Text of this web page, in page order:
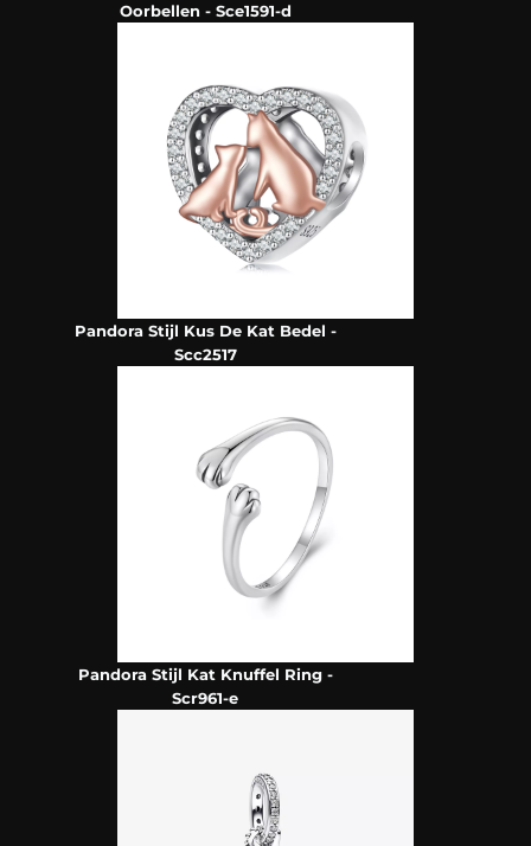
Oorbellen - Sce1591-d
Pandora Stijl Kus De Kat Bedel -
Scc2517
Pandora Stijl Kat Knuffel Ring -
Scr961-e